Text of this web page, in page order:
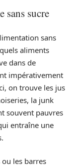
sans sucre
sans
aliments
dans de
impérativement
on trouve les jus
la junk
souvent pauvres
entraîne une
ou les barres